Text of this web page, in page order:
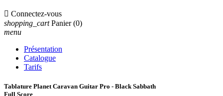
 Connectez-vous
shopping_cart Panier (0)
menu
Présentation
Catalogue
Tarifs
Tablature Planet Caravan Guitar Pro - Black Sabbath
Full Score